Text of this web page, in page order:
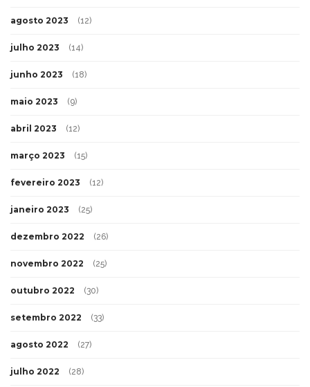
agosto 2023 (12)
julho 2023 (14)
junho 2023 (18)
maio 2023 (9)
abril 2023 (12)
março 2023 (15)
fevereiro 2023 (12)
janeiro 2023 (25)
dezembro 2022 (26)
novembro 2022 (25)
outubro 2022 (30)
setembro 2022 (33)
agosto 2022 (27)
julho 2022 (28)